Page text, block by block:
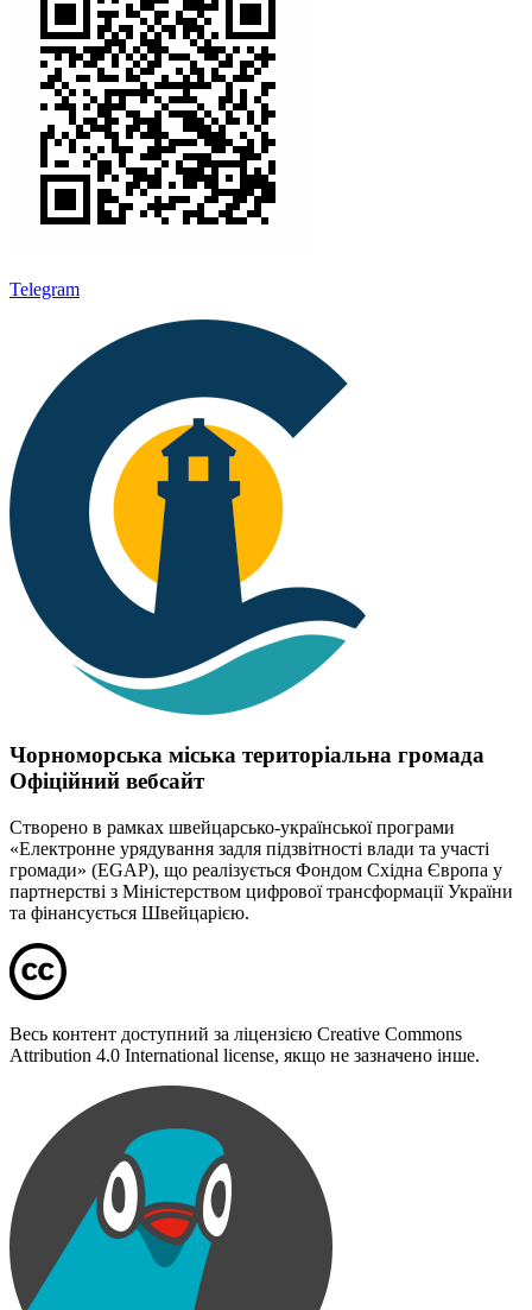
Telegram
Чорноморська міська територіальна громада
Офіційний вебсайт
Створено в рамках швейцарсько-української програми
«Електронне урядування задля підзвітності влади та участі
громади» (EGAP), що реалізується Фондом Східна Європа у
партнерстві з Міністерством цифрової трансформації України
та фінансується Швейцарією.
Весь контент доступний за ліцензією Creative Commons
Attribution 4.0 International license, якщо не зазначено інше.